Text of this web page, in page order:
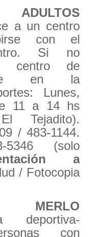
a un centro
con el
Si no
centro de
en la
Lunes,
11 a 14 hs
Tejadito).
/ 483-1144.
5346 (solo
a
/ Fotocopia
deportiva-
con